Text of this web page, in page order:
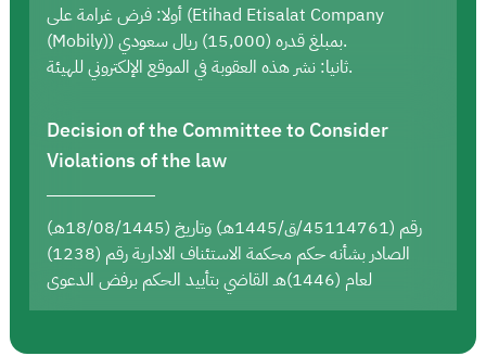
أولا: فرض غرامة على (Etihad Etisalat Company
(Mobily)) بمبلغ قدره (15,000) ريال سعودي.
ثانيا: نشر هذه العقوبة في الموقع الإلكتروني للهيئة.
Decision of the Committee to Consider
Violations of the law
رقم (45114761/ق/1445هـ) وتاريخ (18/08/1445هـ)
الصادر بشأنه حكم محكمة الاستئناف الادارية رقم (1238)
لعام (1446)هـ القاضي بتأييد الحكم برفض الدعوى